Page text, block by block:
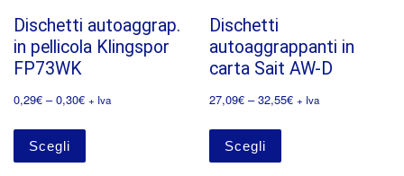
Dischetti autoaggrap.
in pellicola Klingspor
FP73WK
0,29€ –0,30€ + Iva
Scegli
Dischetti
autoaggrappanti in
carta Sait AW-D
27,09€ –32,55€ + Iva
Scegli